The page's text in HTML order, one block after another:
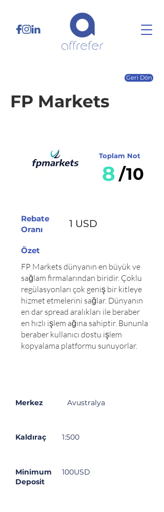
Geri Dön
FP Markets
Toplam Not
8 /10
Rebate
Oranı
1 USD
Özet
FP Markets dünyanın en büyük ve
sağlam firmalarından biridir. Çoklu
regülasyonları çok geniş bir kitleye
hizmet etmelerini sağlar. Dünyanın
en dar spread aralıkları ile beraber
en hızlı işlem ağına sahiptir. Bununla
beraber kullanıcı dostu işlem
kopyalama platformu sunuyorlar.
Merkez Avustralya
Kaldıraç 1:500
Minimum
Deposit
100USD